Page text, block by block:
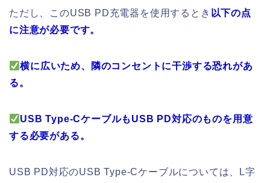
ただし、このUSB PD充電器を使用するとき 以下の点
に注意が必要です。
横に広いため、隣のコンセントに干渉する恐れがあ
る。
USB Type-CケーブルもUSB PD対応のものを用意
する必要がある。
USB PD対応のUSB Type-Cケーブルについては、L字